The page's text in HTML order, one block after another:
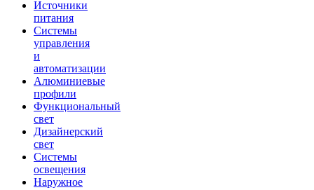
Источники
питания
Системы
управления
и
автоматизации
Алюминиевые
профили
Функциональный
свет
Дизайнерский
свет
Системы
освещения
Наружное